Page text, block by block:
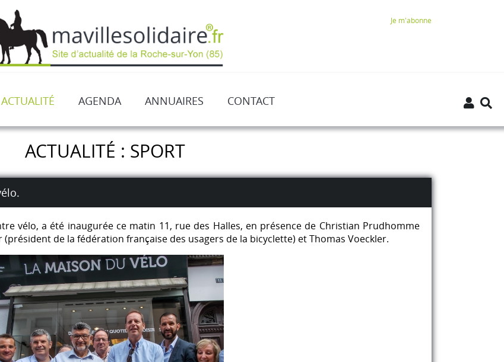
Je m'abonne
ACTUALITÉ AGENDA ANNUAIRES CONTACT
ACTUALITÉ : SPORT
vélo, a été inaugurée ce matin 11, rue des Halles, en présence de Christian Prudhomme
de la fédération française des usagers de la bicyclette) et Thomas Voeckler.